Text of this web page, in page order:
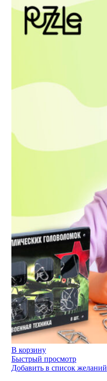
В корзину
Быстрый просмотр
Добавить в список желаний